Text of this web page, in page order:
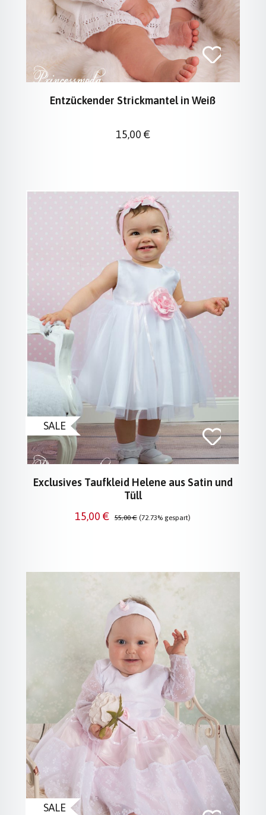
Entzückender Strickmantel in Weiß
Regulärer Preis:
15,00 €
SALE
Exclusives Taufkleid Helene aus Satin und
Tüll
Verkaufspreis:
15,00 € Regulärer Preis:
55,00 € (72.73% gespart)
SALE